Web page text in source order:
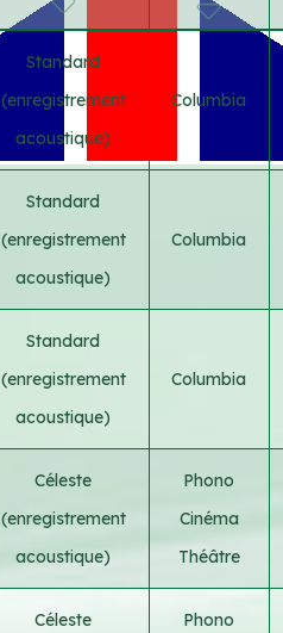
Standard
(enregistrement
acoustique)
Columbia
Standard
(enregistrement
acoustique)
Columbia
Standard
(enregistrement
acoustique)
Columbia
Céleste
(enregistrement
acoustique)
Phono
Cinéma
Théâtre
Céleste
Phono